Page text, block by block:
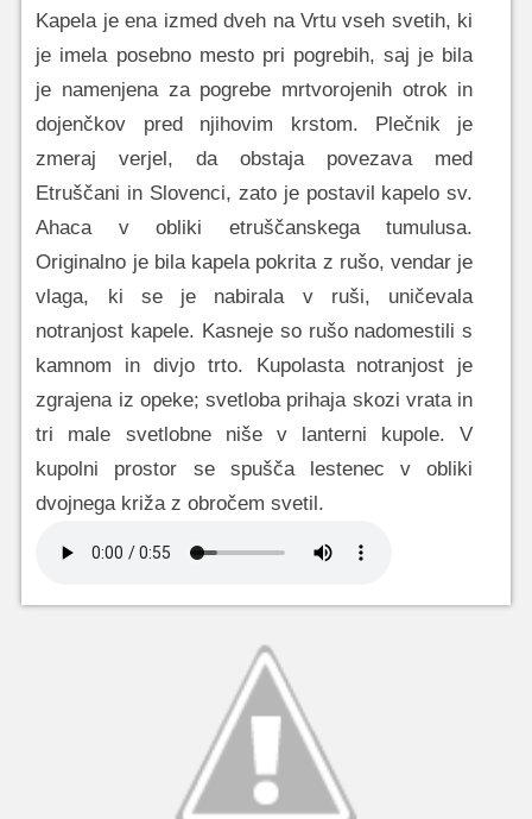
Kapela je ena izmed dveh na Vrtu vseh svetih, ki
je imela posebno mesto pri pogrebih, saj je bila
je namenjena za pogrebe mrtvorojenih otrok in
dojenčkov pred njihovim krstom. Plečnik je
zmeraj verjel, da obstaja povezava med
Etruščani in Slovenci, zato je postavil kapelo sv.
Ahaca v obliki etruščanskega tumulusa.
Originalno je bila kapela pokrita z rušo, vendar je
vlaga, ki se je nabirala v ruši, uničevala
notranjost kapele. Kasneje so rušo nadomestili s
kamnom in divjo trto. Kupolasta notranjost je
zgrajena iz opeke; svetloba prihaja skozi vrata in
tri male svetlobne niše v lanterni kupole. V
kupolni prostor se spušča lestenec v obliki
dvojnega križa z obročem svetil.